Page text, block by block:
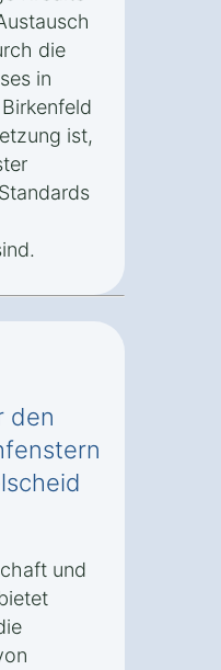
die
in
ist,
den
und